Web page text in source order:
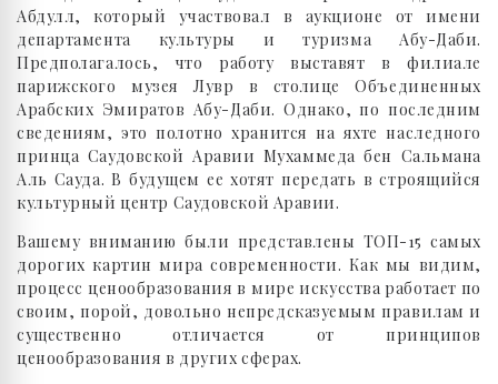
Абдулл, который участвовал в аукционе от имени
департамента культуры и туризма Абу-Даби.
Предполагалось, что работу выставят в филиале
парижского музея Лувр в столице Объединенных
Арабских Эмиратов Абу-Даби. Однако, по последним
сведениям, это полотно хранится на яхте наследного
принца Саудовской Аравии Мухаммеда бен Сальмана
Аль Сауда. В будущем ее хотят передать в строящийся
культурный центр Саудовской Аравии.
Вашему вниманию были представлены ТОП-15 самых
дорогих картин мира современности. Как мы видим,
процесс ценообразования в мире искусства работает по
своим, порой, довольно непредсказуемым правилам и
существенно отличается от принципов
ценообразования в других сферах.